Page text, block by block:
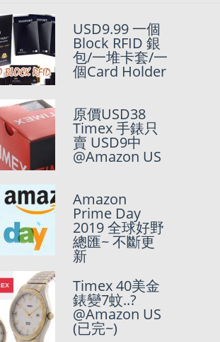
【勁多野免費
運香港】
AMAZON
PRIME DAY
(最後一日) 美
國大優惠日
總匯
National
Geographic@
Running Man
以好平?
USD 33.93
Clarks Oxford
USD9.99 一個
Block RFID 銀
包/一堆卡套/一
個Card Holder
原價USD38
Timex 手錶只
賣 USD9中
@Amazon US
Amazon
Prime Day
2019 全球好野
總匯~ 不斷更
新
Timex 40美金
錶變7蚊..?
@Amazon US
(已完~)